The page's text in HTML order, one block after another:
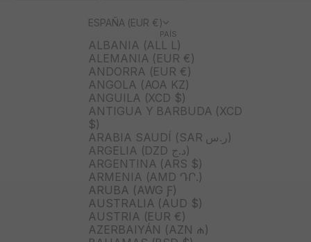
ESPAÑA (EUR €)
PAÍS
ALBANIA (ALL L)
ALEMANIA (EUR €)
ANDORRA (EUR €)
ANGOLA (AOA KZ)
ANGUILA (XCD $)
ANTIGUA Y BARBUDA (XCD
$)
ARABIA SAUDÍ (SAR ر.س)
ARGELIA (DZD د.ج)
ARGENTINA (ARS $)
ARMENIA (AMD ԴՐ.)
ARUBA (AWG Ƒ)
AUSTRALIA (AUD $)
AUSTRIA (EUR €)
AZERBAIYÁN (AZN ₼)